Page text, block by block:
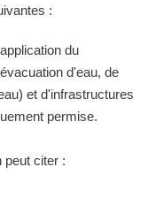
:
du
d'eau, de
et d'infrastructures
permise.
peut citer :